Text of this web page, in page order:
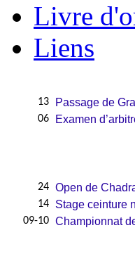
Livre
Liens
13
Passage de
06 Examen
24 Open de
14 Stage ceinture
09-10 Championnat